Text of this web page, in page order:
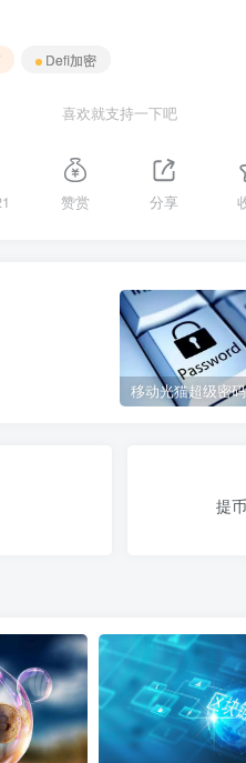
Defi加密
喜欢就支持一下吧
赞赏 分享
提